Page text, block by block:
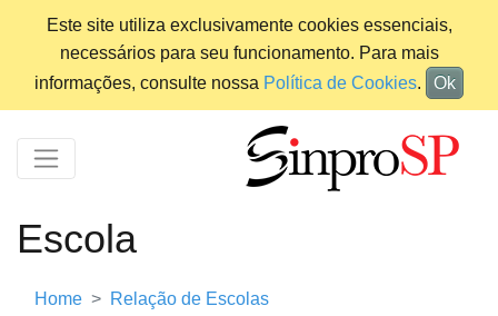
Este site utiliza exclusivamente cookies essenciais,
necessários para seu funcionamento. Para mais
informações, consulte nossa Política de Cookies. Ok
Escola
Home
Relação de Escolas